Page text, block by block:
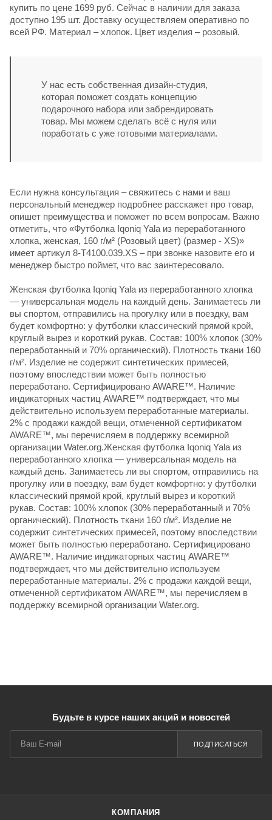
купить по цене 1699 руб. Сейчас в наличии для заказа
доступно 195 шт. Доставку осуществляем оперативно по
всей РФ. Материал – хлопок. Цвет изделия – розовый.
У нас есть собственная дизайн-студия,
которая поможет создать концепцию
подарочного набора или забрендировать
товар. Мы можем сделать всё с нуля или
поработать с уже готовыми материалами.
Если нужна консультация – свяжитесь с нами и ваш
персональный менеджер подробнее расскажет про товар,
опишет преимущества и поможет по всем вопросам. Важно
отметить, что «Футболка Iqoniq Yala из переработанного
хлопка, женская, 160 г/м² (Розовый цвет) (размер - XS)»
имеет артикул 8-T4100.039.XS – при звонке назовите его и
менеджер быстро поймет, что вас заинтересовало.
Женская футболка Iqoniq Yala из переработанного хлопка
— универсальная модель на каждый день. Занимаетесь ли
вы спортом, отправились на прогулку или в поездку, вам
будет комфортно: у футболки классический прямой крой,
круглый вырез и короткий рукав. Состав: 100% хлопок (30%
переработанный и 70% органический). Плотность ткани 160
г/м². Изделие не содержит синтетических примесей,
поэтому впоследствии может быть полностью
переработано. Сертифицировано AWARE™. Наличие
индикаторных частиц AWARE™ подтверждает, что мы
действительно используем переработанные материалы.
2% с продажи каждой вещи, отмеченной сертификатом
AWARE™, мы перечисляем в поддержку всемирной
организации Water.org.Женская футболка Iqoniq Yala из
переработанного хлопка — универсальная модель на
каждый день. Занимаетесь ли вы спортом, отправились на
прогулку или в поездку, вам будет комфортно: у футболки
классический прямой крой, круглый вырез и короткий
рукав. Состав: 100% хлопок (30% переработанный и 70%
органический). Плотность ткани 160 г/м². Изделие не
содержит синтетических примесей, поэтому впоследствии
может быть полностью переработано. Сертифицировано
AWARE™. Наличие индикаторных частиц AWARE™
подтверждает, что мы действительно используем
переработанные материалы. 2% с продажи каждой вещи,
отмеченной сертификатом AWARE™, мы перечисляем в
поддержку всемирной организации Water.org.
Будьте в курсе наших акций и новостей
ПОДПИСАТЬСЯ
КОМПАНИЯ